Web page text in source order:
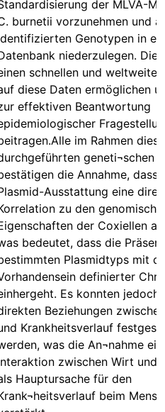
der MLVA-
burnetii vorzunehmen und
Genotypen in
niederzulegen.
schnellen und
diese Daten ermöglichen
effektiven Beantwortung
im Rahmen
geneti¬schen
die Annahme, dass
Ausstattung eine
zu den
der Coxiellen
bedeutet, dass die
Plasmidtyps mit
definierter
Es konnten jedoch
Beziehungen
Krankheitsverlauf
was die An¬nahme
zwischen Wirt und
Hauptursache für den
beim